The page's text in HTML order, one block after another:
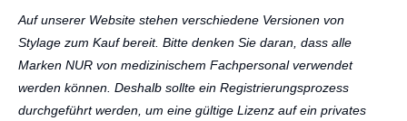
Auf unserer Website stehen verschiedene Versionen von
Stylage zum Kauf bereit. Bitte denken Sie daran, dass alle
Marken NUR von medizinischem Fachpersonal verwendet
werden können. Deshalb sollte ein Registrierungsprozess
durchgeführt werden, um eine gültige Lizenz auf ein privates